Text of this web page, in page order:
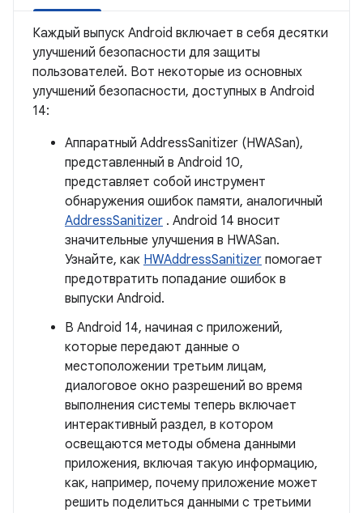
Каждый выпуск Android включает в себя десятки
улучшений безопасности для защиты
пользователей. Вот некоторые из основных
улучшений безопасности, доступных в Android
14:
Аппаратный AddressSanitizer (HWASan),
представленный в Android 10,
представляет собой инструмент
обнаружения ошибок памяти, аналогичный
AddressSanitizer . Android 14 вносит
значительные улучшения в HWASan.
Узнайте, как HWAddressSanitizer помогает
предотвратить попадание ошибок в
выпуски Android.
В Android 14, начиная с приложений,
которые передают данные о
местоположении третьим лицам,
диалоговое окно разрешений во время
выполнения системы теперь включает
интерактивный раздел, в котором
освещаются методы обмена данными
приложения, включая такую ​​информацию,
как, например, почему приложение может
решить поделиться данными с третьими